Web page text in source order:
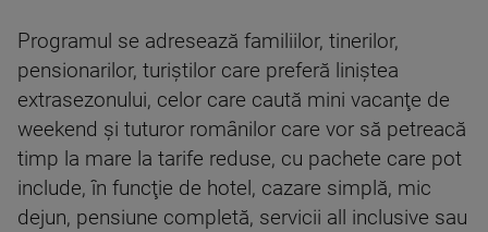
Programul se adresează familiilor, tinerilor,
pensionarilor, turiştilor care preferă liniştea
extrasezonului, celor care caută mini vacanţe de
weekend şi tuturor românilor care vor să petreacă
timp la mare la tarife reduse, cu pachete care pot
include, în funcţie de hotel, cazare simplă, mic
dejun, pensiune completă, servicii all inclusive sau